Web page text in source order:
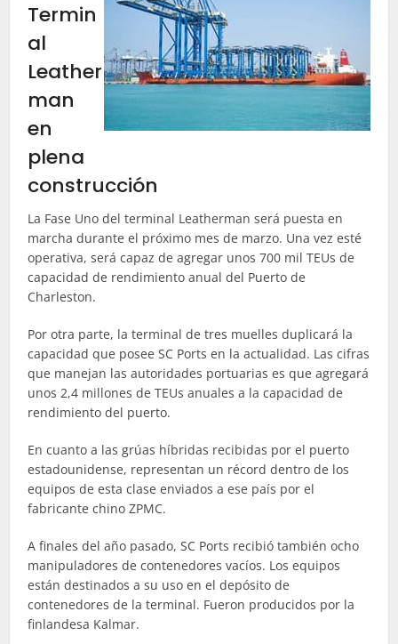
Termin
al
Leather
man
en
plena
construcción
La Fase Uno del terminal Leatherman será puesta en
marcha durante el próximo mes de marzo. Una vez esté
operativa, será capaz de agregar unos 700 mil TEUs de
capacidad de rendimiento anual del Puerto de
Charleston.
Por otra parte, la terminal de tres muelles duplicará la
capacidad que posee SC Ports en la actualidad. Las cifras
que manejan las autoridades portuarias es que agregará
unos 2,4 millones de TEUs anuales a la capacidad de
rendimiento del puerto.
En cuanto a las grúas híbridas recibidas por el puerto
estadounidense, representan un récord dentro de los
equipos de esta clase enviados a ese país por el
fabricante chino ZPMC.
A finales del año pasado, SC Ports recibió también ocho
manipuladores de contenedores vacíos. Los equipos
están destinados a su uso en el depósito de
contenedores de la terminal. Fueron producidos por la
finlandesa Kalmar.